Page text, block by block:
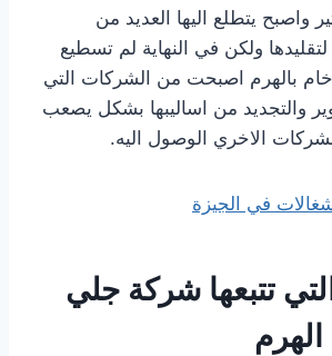
واصبح يتطلع اليها العديد من
ولكن في النهاية لم تسطيع
بالهرم اصبحت من الشركات التي
والتجديد من اساليبها بشكل يصعب
الاخري الوصول اليه.
في الجيزة
تتبعها شركة جلي